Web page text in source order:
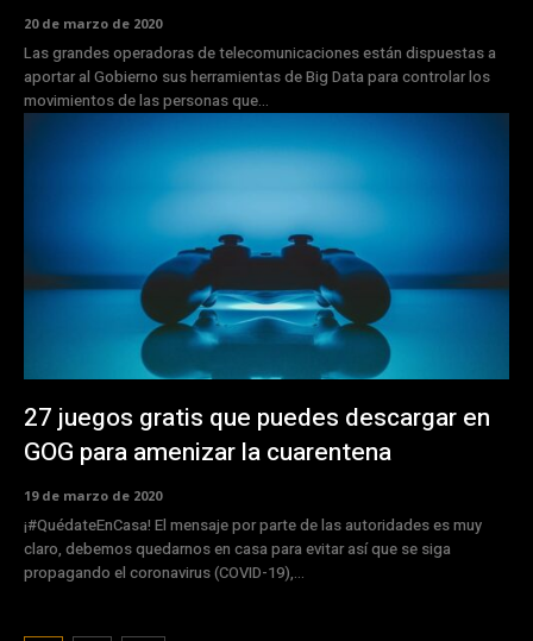
20 de marzo de 2020
Las grandes operadoras de telecomunicaciones están dispuestas a
aportar al Gobierno sus herramientas de Big Data para controlar los
movimientos de las personas que...
27 juegos gratis que puedes descargar en
GOG para amenizar la cuarentena
19 de marzo de 2020
¡#QuédateEnCasa! El mensaje por parte de las autoridades es muy
claro, debemos quedarnos en casa para evitar así que se siga
propagando el coronavirus (COVID-19),...